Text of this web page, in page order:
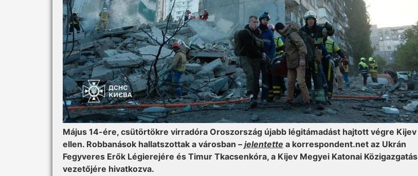
Május 14-ére, csütörtökre virradóra Oroszország újabb légitámadást hajtott végre Kijev
ellen. Robbanások hallatszottak a városban – jelentette a korrespondent.net az Ukrán
Fegyveres Erők Légierejére és Timur Tkacsenkóra, a Kijev Megyei Katonai Közigazgatás
vezetőjére hivatkozva.